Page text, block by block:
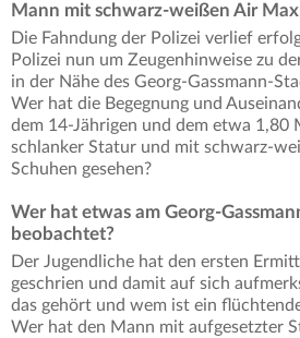
Mann mit schwarz-weißen Air
Die Fahndung der Polizei verlief
Polizei nun um Zeugenhinweise zu
in der Nähe des Georg-Gassmann-
Wer hat die Begegnung und
dem 14-Jährigen und dem etwa 1,80
schlanker Statur und mit schwarz-
Schuhen gesehen?
Wer hat etwas am Georg-
beobachtet?
Der Jugendliche hat den ersten
geschrien und damit auf sich
das gehört und wem ist ein
Wer hat den Mann mit aufgesetzter